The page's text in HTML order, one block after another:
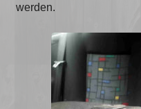
werden.